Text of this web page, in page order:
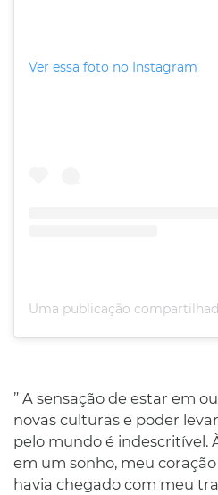
Ver essa foto no Instagram
” A sensação de estar em
novas culturas e poder
pelo mundo é indescritível.
em um sonho, meu
havia chegado com meu